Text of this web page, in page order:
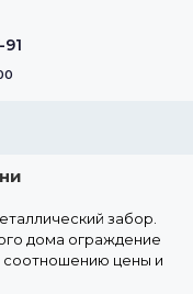
забор.
дома ограждение
соотношению цены и